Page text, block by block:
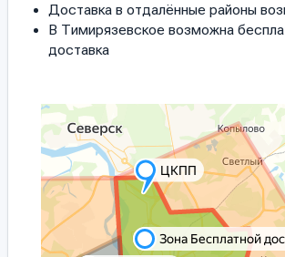
Доставка в отдалённые районы
В Тимирязевское возможна
доставка